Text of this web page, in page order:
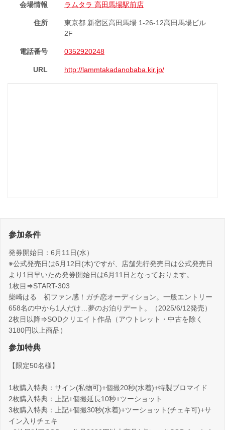
会場情報 ラムタラ 高田馬場駅前店
住所
東京都 新宿区高田馬場 1-26-12高田馬場ビル
2F
電話番号 0352920248
URL http://lammtakadanobaba.kir.jp/
参加条件
発券開始日：6月11日(水）
※公式発売日は6月12日(木)ですが、店舗先行発売日は公式発売日
より1日早いため発券開始日は6月11日となっております。
1枚目⇒START-303
柴崎はる 初ファン感！ガチ恋オーディション。一般エントリー
658名の中から1人だけ…夢のお泊りデート。（2025/6/12発売）
2枚目以降⇒SODクリエイト作品（アウトレット・中古を除く
3180円以上商品）
参加特典
【限定50名様】
1枚購入特典：サイン(私物可)+個撮20秒(水着)+特製ブロマイド
2枚購入特典：上記+個撮延長10秒+ツーショット
3枚購入特典：上記+個撮30秒(水着)+ツーショット(チェキ可)+サ
イン入りチェキ